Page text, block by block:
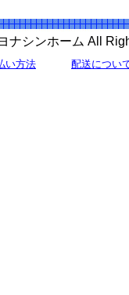
ナシンホーム All
い方法 配送につい